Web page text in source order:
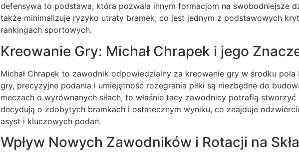
defensywa to podstawa, która pozwala innym formacjom na swobodniejsze
także minimalizuje ryzyko utraty bramek, co jest jednym z podstawowych
rankingach sportowych.
Kreowanie Gry: Michał Chrapek i jego
Michał Chrapek to zawodnik odpowiedzialny za kreowanie gry w środku pola
gry, precyzyjne podania i umiejętność rozegrania piłki są niezbędne do
meczach o wyrównanych siłach, to właśnie tacy zawodnicy potrafią
decydują o zdobytych bramkach i ostatecznym wyniku, co znajduje
asyst i kluczowych podań.
Wpływ Nowych Zawodników i Rotacji na